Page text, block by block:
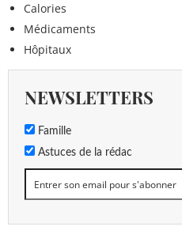
Calories
Médicaments
Hôpitaux
NEWSLETTERS
Famille
Astuces de la rédac